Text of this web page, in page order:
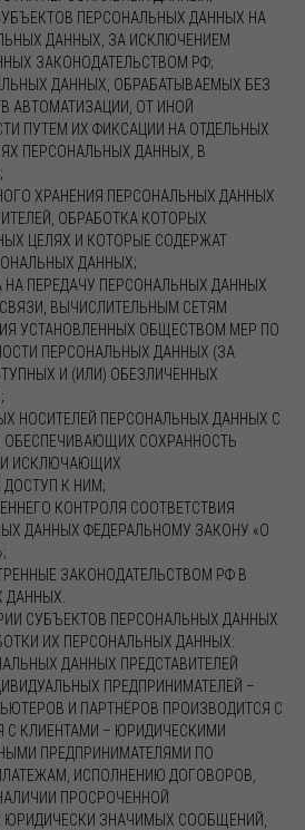
ПЕРСОНАЛЬНЫХ ДАННЫХ НА
ДАННЫХ, ЗА ИСКЛЮЧЕНИЕМ
ЗАКОНОДАТЕЛЬСТВОМ РФ;
ДАННЫХ, ОБРАБАТЫВАЕМЫХ БЕЗ
АВТОМАТИЗАЦИИ, ОТ ИНОЙ
ПУТЕМ ИХ ФИКСАЦИИ НА ОТДЕЛЬНЫХ
ПЕРСОНАЛЬНЫХ ДАННЫХ, В
ХРАНЕНИЯ ПЕРСОНАЛЬНЫХ ДАННЫХ
ОБРАБОТКА КОТОРЫХ
ЦЕЛЯХ И КОТОРЫЕ СОДЕРЖАТ
ДАННЫХ;
НА ПЕРЕДАЧУ ПЕРСОНАЛЬНЫХ ДАННЫХ
ВЫЧИСЛИТЕЛЬНЫМ СЕТЯМ
УСТАНОВЛЕННЫХ ОБЩЕСТВОМ МЕР ПО
ПЕРСОНАЛЬНЫХ ДАННЫХ (ЗА
И (ИЛИ) ОБЕЗЛИЧЕННЫХ
НОСИТЕЛЕЙ ПЕРСОНАЛЬНЫХ ДАННЫХ С
СОХРАННОСТЬ
И ИСКЛЮЧАЮЩИХ
К НИМ;
КОНТРОЛЯ СООТВЕТСТВИЯ
ДАННЫХ ФЕДЕРАЛЬНОМУ ЗАКОНУ «О
ЗАКОНОДАТЕЛЬСТВОМ РФ В
ДАННЫХ.
СУБЪЕКТОВ ПЕРСОНАЛЬНЫХ ДАННЫХ
ИХ ПЕРСОНАЛЬНЫХ ДАННЫХ:
ДАННЫХ ПРЕДСТАВИТЕЛЕЙ
ПРЕДПРИНИМАТЕЛЕЙ –
И ПАРТНЁРОВ ПРОИЗВОДИТСЯ С
С КЛИЕНТАМИ – ЮРИДИЧЕСКИМИ
ПРЕДПРИНИМАТЕЛЯМИ ПО
ИСПОЛНЕНИЮ ДОГОВОРОВ,
ПРОСРОЧЕННОЙ
ЗНАЧИМЫХ СООБЩЕНИЙ,